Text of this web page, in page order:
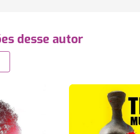
desse autor